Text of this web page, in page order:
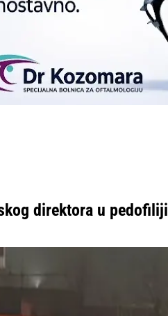
direktora u pedofiliji